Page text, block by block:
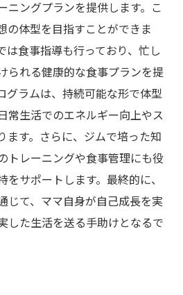
ニングプランを提供します。こ
の体型を目指すことができま
は食事指導も行っており、忙し
られる健康的な食事プランを提
グラムは、持続可能な形で体型
常生活でのエネルギー向上やス
ます。さらに、ジムで培った知
トレーニングや食事管理にも役
サポートします。最終的に、
じて、ママ自身が自己成長を実
した生活を送る手助けとなるで